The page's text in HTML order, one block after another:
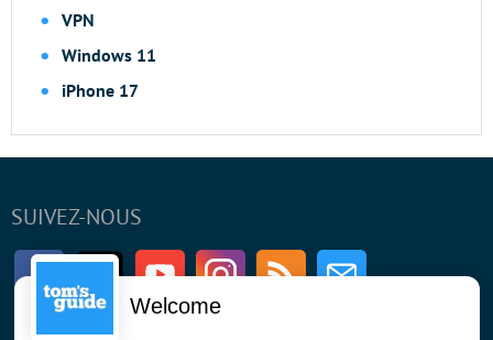
VPN
Windows 11
iPhone 17
SUIVEZ-NOUS
FacebookTwitter Youtube InstagramRSS Newsletter
Welcome